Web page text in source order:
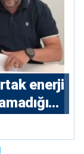
enerji